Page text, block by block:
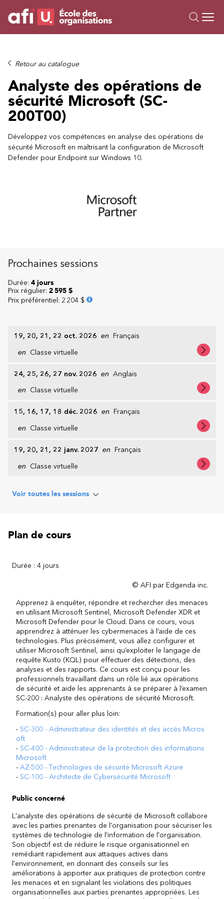
Formations
Campus IA
Sur mesure
À propos
Ressources
Retour au catalogue
Analyste des opérations de
sécurité Microsoft (SC-
200T00)
Développez vos compétences en analyse des opérations de
sécurité Microsoft en maîtrisant la configuration de Microsoft
Defender pour Endpoint sur Windows 10.
Prochaines sessions
19, 20, 21, 22 oct. 2026 en Français
en Classe virtuelle
24, 25, 26, 27 nov. 2026 en Anglais
en Classe virtuelle
15, 16, 17, 18 déc. 2026 en Français
en Classe virtuelle
19, 20, 21, 22 janv. 2027 en Français
en Classe virtuelle
Voir toutes les sessions
Durée: 4 jours
Prix régulier: 2 595 $
Prix préférentiel : 2 204 $
Plan de cours
Durée : 4 jours
© AFI par Edgenda inc.
Apprenez à enquêter, répondre et rechercher des menaces
en utilisant Microsoft Sentinel, Microsoft Defender XDR et
Microsoft Defender pour le Cloud. Dans ce cours, vous
apprendrez à atténuer les cybermenaces à l’aide de ces
technologies. Plus précisément, vous allez configurer et
utiliser Microsoft Sentinel, ainsi qu’exploiter le langage de
requête Kusto (KQL) pour effectuer des détections, des
analyses et des rapports. Ce cours est conçu pour les
professionnels travaillant dans un rôle lié aux opérations
de sécurité et aide les apprenants à se préparer à l’examen
SC-200 : Analyste des opérations de sécurité Microsoft.
Formation(s) pour aller plus loin:
- SC-300 - Administrateur des identités et des accès Micros
oft
- SC-400 - Administrateur de la protection des informations
Microsoft
- AZ-500 - Technologies de sécurité Microsoft Azure
- SC-100 - Architecte de Cybersécurité Microsoft
Public concerné
L'analyste des opérations de sécurité de Microsoft collabore
avec les parties prenantes de l'organisation pour sécuriser les
systèmes de technologie de l'information de l'organisation.
Son objectif est de réduire le risque organisationnel en
remédiant rapidement aux attaques actives dans
l'environnement, en donnant des conseils sur les
améliorations à apporter aux pratiques de protection contre
les menaces et en signalant les violations des politiques
organisationnelles aux parties prenantes appropriées. Les